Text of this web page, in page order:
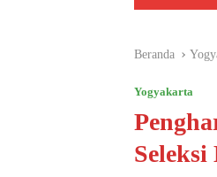
Beranda
Yogyakarta